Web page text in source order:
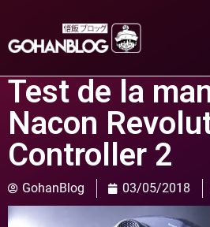
Test de la
Nacon
Controller 2
GohanBlog 03/05/2018